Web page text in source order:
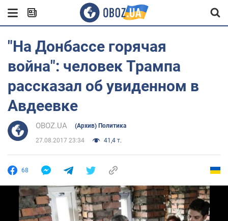
"На Донбассе горячая
война": человек Трампа
рассказал об увиденном в
Авдеевке
OBOZ.UA (Архив) Политика
27.08.2017 23:34 41,4 т.
68